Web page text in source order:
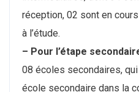
réception, 02 sont en
à l’étude.
– Pour l’étape
08 écoles secondaires,
école secondaire dans la